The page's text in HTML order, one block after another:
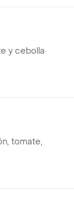
y cebolla
tomate,